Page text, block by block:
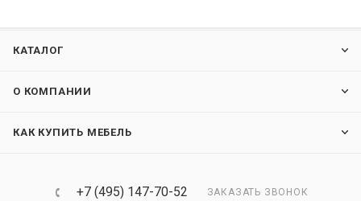
КАТАЛОГ
О КОМПАНИИ
КАК КУПИТЬ МЕБЕЛЬ
+7 (495) 147-70-52 ЗАКАЗАТЬ ЗВОНОК